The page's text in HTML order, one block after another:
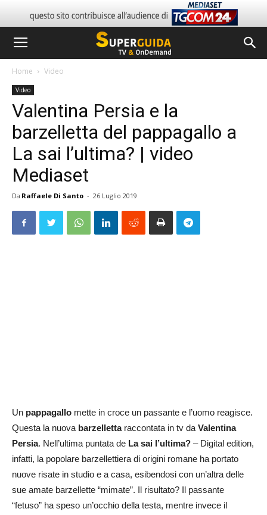
Home Video
Video
Valentina Persia e la
barzelletta del pappagallo a
La sai l’ultima? | video
Mediaset
Da Raffaele Di Santo - 26 Luglio 2019
Un pappagallo mette in croce un passante e l’uomo reagisce.
Questa la nuova barzellettaraccontata in tv daValentina
Persia. Nell’ultima puntata de La sai l’ultima? – Digital edition,
infatti, la popolare barzellettiera di origini romane ha portato
nuove risate in studio e a casa, esibendosi con un’altra delle
sue amate barzellette “mimate”. Il risultato? Il passante
“fetuso” ha speso un’occhio della testa, mentre invece il